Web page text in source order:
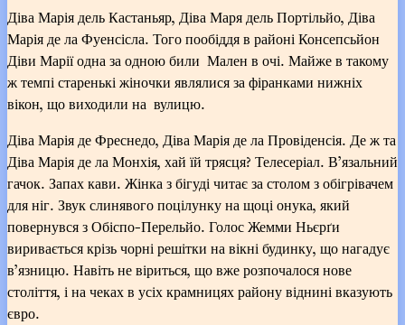
Діва Марія дель Кастаньяр, Діва Маря дель Портільйо, Діва
Марія де ла Фуенсісла. Того пообіддя в районі Консепсьйон
Діви Марії одна за одною били Мален в очі. Майже в такому
ж темпі старенькі жіночки являлися за фіранками нижніх
вікон, що виходили на вулицю.
Діва Марія де Фреснедо, Діва Марія де ла Провіденсія. Де ж та
Діва Марія де ла Монхія, хай їй трясця? Телесеріал. В’язальний
гачок. Запах кави. Жінка з бігуді читає за столом з обігрівачем
для ніг. Звук слинявого поцілунку на щоці онука, який
повернувся з Обіспо-Перельйо. Голос Жемми Ньєрґи
виривається крізь чорні решітки на вікні будинку, що нагадує
в’язницю. Навіть не віриться, що вже розпочалося нове
століття, і на чеках в усіх крамницях району віднині вказують
євро.